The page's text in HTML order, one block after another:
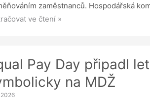
zaměstnanců. Hospodářská
ve čtení »
Pay Day připadl
na MDŽ